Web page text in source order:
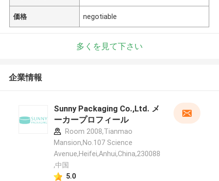
価格 negotiable
多くを見て下さい
企業情報
Sunny Packaging Co.,Ltd. メ
ーカープロフィール
Room 2008,Tianmao
Mansion,No.107 Science
Avenue,Heifei,Anhui,China,230088
,中国
5.0